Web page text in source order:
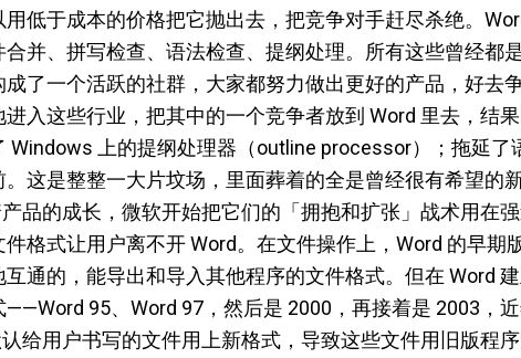
低于成本的价格把它抛出去，把竞争对手赶尽杀绝。
并、拼写检查、语法检查、提纲处理。所有这些曾经都
了一个活跃的社群，大家都努力做出更好的产品，好去
入这些行业，把其中的一个竞争者放到 Word 里去，结
Windows 上的提纲处理器（outline processor）；拖延了
这是整整一大片坟场，里面葬着的全是曾经很有希望的
品的成长，微软开始把它们的「拥抱和扩张」战术用在
格式让用户离不开 Word。在文件操作上，Word 的早期
通的，能导出和导入其他程序的文件格式。但在 Word
95、Word 97，然后是 2000，再接着是 2003，
给用户书写的文件用上新格式，导致这些文件用旧版程